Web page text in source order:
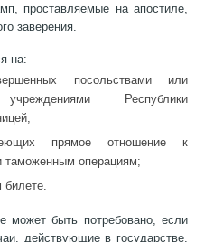
проставляемые на апостиле,
заверения.
на:
посольствами или
Республики
прямое отношение к
таможенным операциям;
может быть потребовано, если
действующие в государстве,